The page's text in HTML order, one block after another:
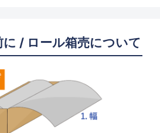
/ ロール箱売について